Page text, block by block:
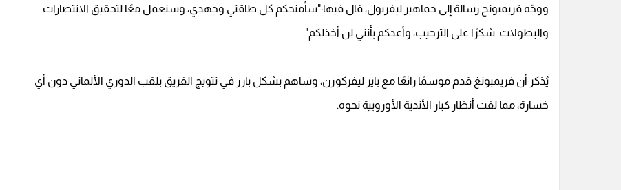
ووجّه فريمبونج رسالة إلى جماهير ليفربول، قال فيها:"سأمنحكم كل طاقتي وجهدي، وسنعمل معًا لتحقيق الانتصارات
والبطولات. شكرًا على الترحيب، وأعدكم بأنني لن أخذلكم".
يُذكر أن فريمبونغ قدم موسمًا رائعًا مع باير ليفركوزن، وساهم بشكل بارز في تتويج الفريق بلقب الدوري الألماني دون أي
خسارة، مما لفت أنظار كبار الأندية الأوروبية نحوه.